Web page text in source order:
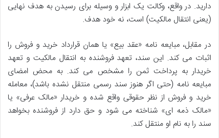
دارید. در واقع، وکالت یک ابزار و وسیله برای رسیدن به هدف نهایی
(یعنی انتقال مالکیت) است، نه خود هدف.
در مقابل، مبایعه نامه «عقد بیع» یا همان قرارداد خرید و فروش را
اثبات می کند. این سند، تعهد فروشنده به انتقال مالکیت و تعهد
خریدار به پرداخت ثمن را مشخص می کند. به محض امضای
مبایعه نامه (حتی اگر هنوز سند رسمی منتقل نشده باشد)، معامله
خرید و فروش از نظر حقوقی واقع شده و خریدار «مالک عرفی» یا
«مالک ذمه ای» شناخته می شود و حق دارد از فروشنده بخواهد
سند را به نام او منتقل کند.